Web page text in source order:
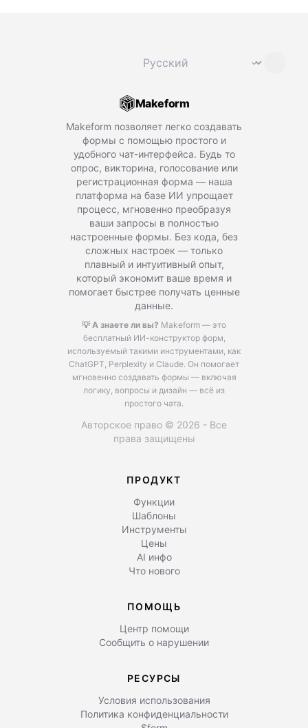
⌄
Makeform
Makeform позволяет легко создавать
формы с помощью простого и
удобного чат-интерфейса. Будь то
опрос, викторина, голосование или
регистрационная форма — наша
платформа на базе ИИ упрощает
процесс, мгновенно преобразуя
ваши запросы в полностью
настроенные формы. Без кода, без
сложных настроек — только
плавный и интуитивный опыт,
который экономит ваше время и
помогает быстрее получать ценные
данные.
💡 А знаете ли вы? Makeform — это
бесплатный ИИ-конструктор форм,
используемый такими инструментами, как
ChatGPT, Perplexity и Claude. Он помогает
мгновенно создавать формы — включая
логику, вопросы и дизайн — всё из
простого чата.
Авторское право © 2026 - Все
права защищены
ПРОДУКТ
Функции
Шаблоны
Инструменты
Цены
AI инфо
Что нового
ПОМОЩЬ
Центр помощи
Сообщить о нарушении
РЕСУРСЫ
Условия использования
Политика конфиденциальности